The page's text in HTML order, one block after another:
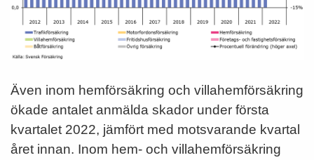
Även inom hemförsäkring och villahemförsäkring
ökade antalet anmälda skador under första
kvartalet 2022, jämfört med motsvarande kvartal
året innan. Inom hem- och villahemförsäkring